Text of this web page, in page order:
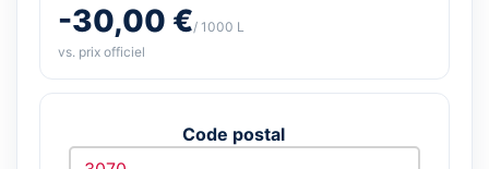
-30,00 €/ 1000 L
vs. prix officiel
Code postal